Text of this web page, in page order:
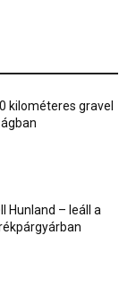
kilométeres gravel
Hunland – leáll a